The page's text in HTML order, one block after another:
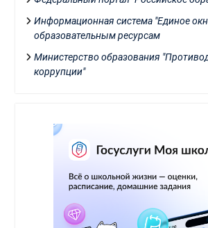
Информационная система "Единое
образовательным ресурсам
Министерство образования
коррупции"